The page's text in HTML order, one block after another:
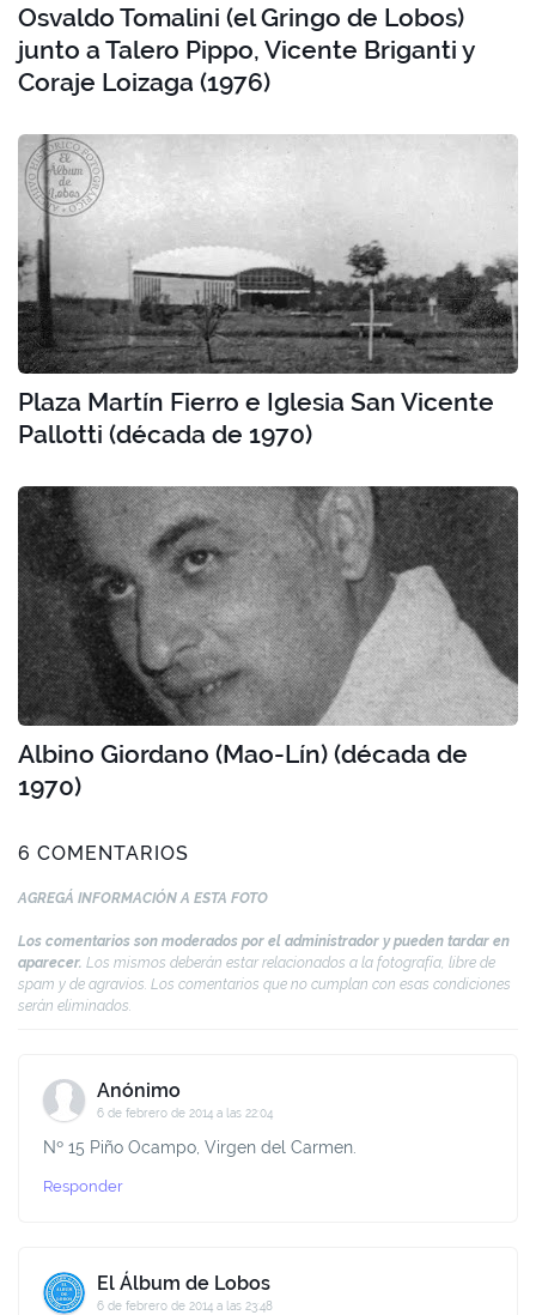
Osvaldo Tomalini (el Gringo de Lobos)
junto a Talero Pippo, Vicente Briganti y
Coraje Loizaga (1976)
Plaza Martín Fierro e Iglesia San Vicente
Pallotti (década de 1970)
Albino Giordano (Mao-Lín) (década de
1970)
6 COMENTARIOS
AGREGÁ INFORMACIÓN A ESTA FOTO
Los comentarios son moderados por el administrador y pueden tardar en
aparecer. Los mismos deberán estar relacionados a la fotografía, libre de
spam y de agravios. Los comentarios que no cumplan con esas condiciones
serán eliminados.
Anónimo
6 de febrero de 2014 a las 22:04
Nº 15 Piño Ocampo, Virgen del Carmen.
Responder
El Álbum de Lobos
6 de febrero de 2014 a las 23:48